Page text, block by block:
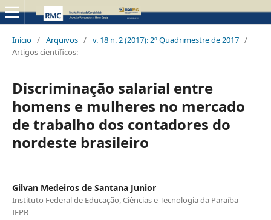
Início / Arquivos / v. 18 n. 2 (2017): 2º Quadrimestre de 2017 /
Artigos científicos:
Discriminação salarial entre
homens e mulheres no mercado
de trabalho dos contadores do
nordeste brasileiro
Gilvan Medeiros de Santana Junior
Instituto Federal de Educação, Ciências e Tecnologia da Paraíba -
IFPB